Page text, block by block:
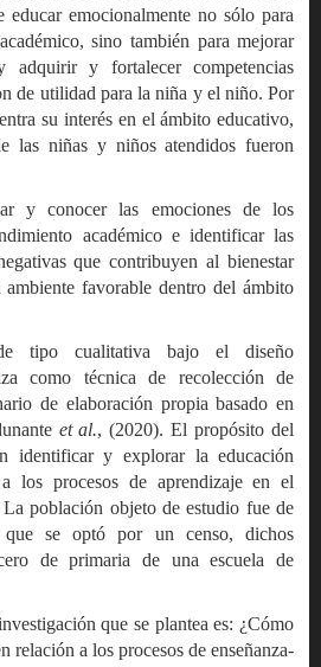
educar emocionalmente no sólo para
sino también para mejorar
adquirir y fortalecer competencias
de utilidad para la niña y el niño. Por
su interés en el ámbito educativo,
las niñas y niños atendidos fueron
y conocer las emociones de los
académico e identificar las
que contribuyen al bienestar
favorable dentro del ámbito
tipo cualitativa bajo el diseño
como técnica de recolección de
de elaboración propia basado en
et al., (2020). El propósito del
identificar y explorar la educación
los procesos de aprendizaje en el
población objeto de estudio fue de
se optó por un censo, dichos
de primaria de una escuela de
que se plantea es: ¿Cómo
relación a los procesos de enseñanza-